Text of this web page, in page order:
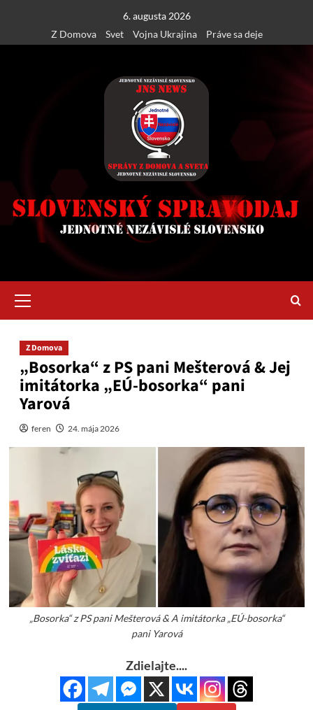
content
6. augusta 2026
Z Domova
Svet Vojna Ukrajina Práve sa deje
Menu
Z Domova
„Bosorka“ z PS pani Mešterová & Jej
imitátorka „EÚ-bosorka“ pani
Yarová
feren 24. mája 2026
„Bosorka“ z PS pani Mešterová & A imitátorka „EÚ-bosorka“
pani Yarová
Zdielajte....